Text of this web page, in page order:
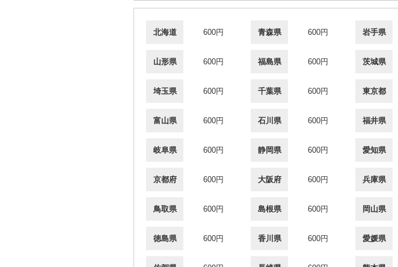
北海道 600円 青森県 600円 岩手県
山形県 600円 福島県 600円 茨城県
埼玉県 600円 千葉県 600円 東京都
富山県 600円 石川県 600円 福井県
岐阜県 600円 静岡県 600円 愛知県
京都府 600円 大阪府 600円 兵庫県
鳥取県 600円 島根県 600円 岡山県
徳島県 600円 香川県 600円 愛媛県